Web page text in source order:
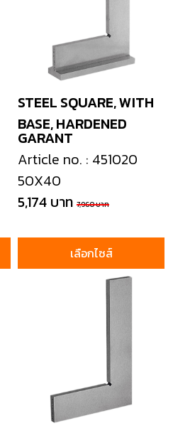
GARANT
STEEL SQUARE, WITH
BASE, HARDENED
Article no. : 451020
50X40
5,174 บาท 7,960 บาท
เลือกไซส์